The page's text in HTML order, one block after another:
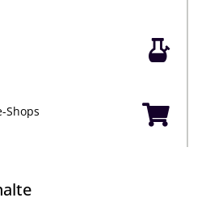


Shops